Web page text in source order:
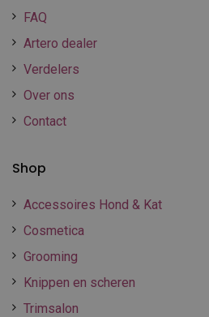
FAQ
Artero dealer
Verdelers
Over ons
Contact
Shop
Accessoires Hond & Kat
Cosmetica
Grooming
Knippen en scheren
Trimsalon